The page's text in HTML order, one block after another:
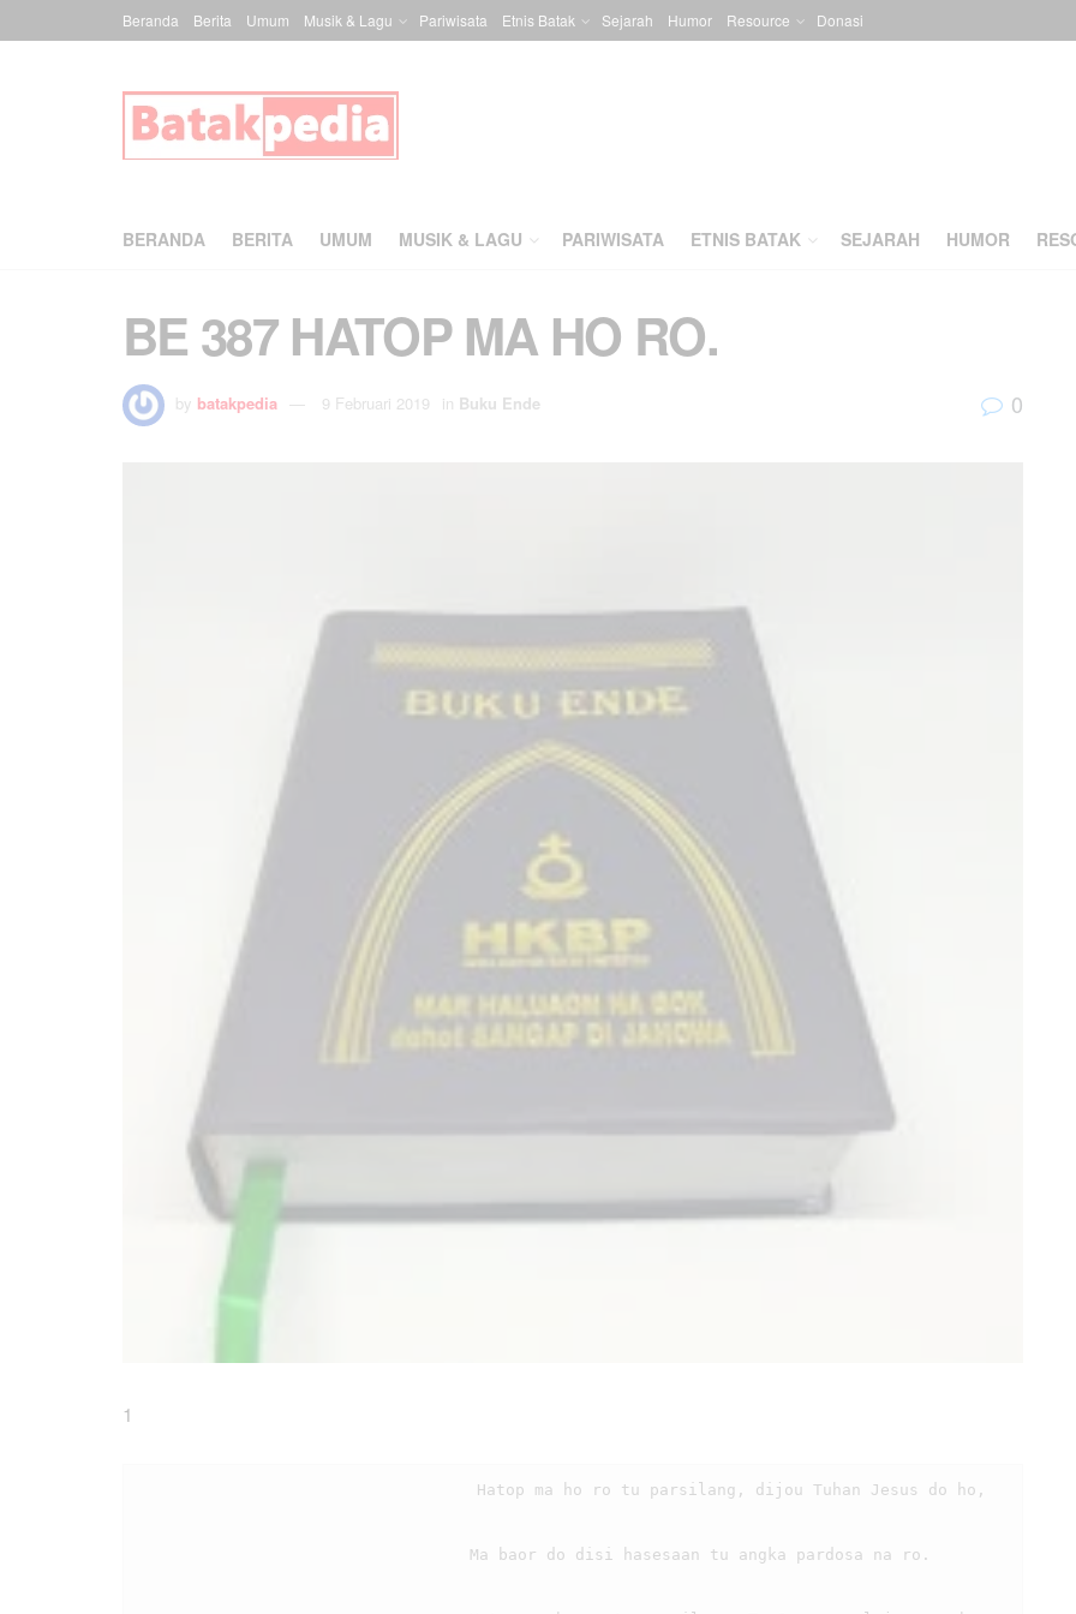
Beranda Berita Umum Musik & Lagu Pariwisata Etnis Batak Sejarah Humor Resource Donasi
BERANDA BERITA UMUM MUSIK & LAGU PARIWISATA ETNIS BATAK SEJARAH HUMOR
BE 387 HATOP MA HO RO.
by batakpedia 9 Februari 2019 in Buku Ende 0
1